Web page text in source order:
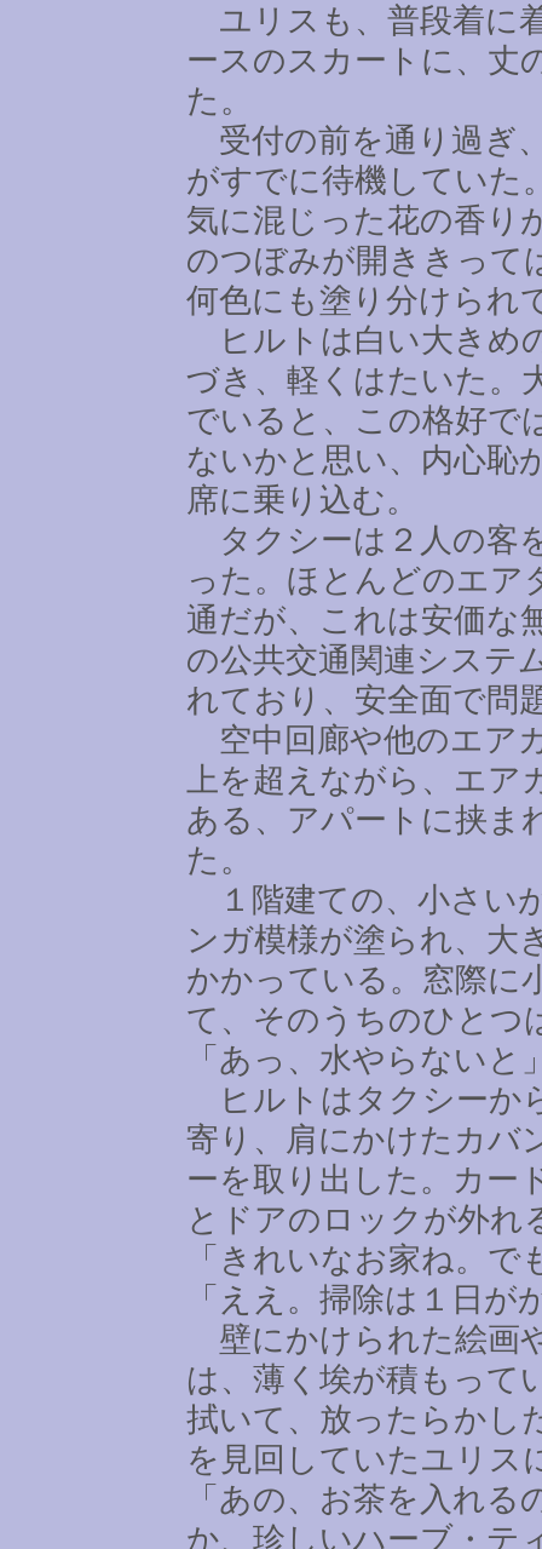
ユリスも、普段着に
ースのスカートに、丈
た。
受付の前を通り過ぎ
がすでに待機していた
気に混じった花の香り
のつぼみが開ききって
何色にも塗り分けられ
ヒルトは白い大きめ
づき、軽くはたいた。
でいると、この格好で
ないかと思い、内心恥
席に乗り込む。
タクシーは２人の客
った。ほとんどのエア
通だが、これは安価な
の公共交通関連システ
れており、安全面で問
空中回廊や他のエア
上を超えながら、エ
ある、アパートに挟ま
た。
１階建ての、小さい
ンガ模様が塗られ、大
かかっている。窓際に
て、そのうちのひとつ
「あっ、水やらないと
ヒルトはタクシーか
寄り、肩にかけたカバ
ーを取り出した。カー
とドアのロックが外れ
「きれいなお家ね。
「ええ。掃除は１日が
壁にかけられた絵画
は、薄く埃が積もって
拭いて、放ったらかし
を見回していたユリス
「あの、お茶を入れ
か、珍しいハーブ・テ